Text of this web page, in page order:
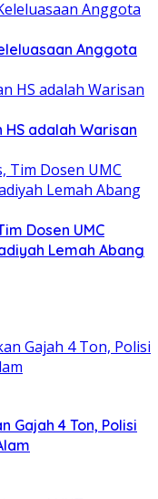
Anggota
adalah Warisan
Dosen UMC
Lemah Abang
Gajah 4 Ton, Polisi